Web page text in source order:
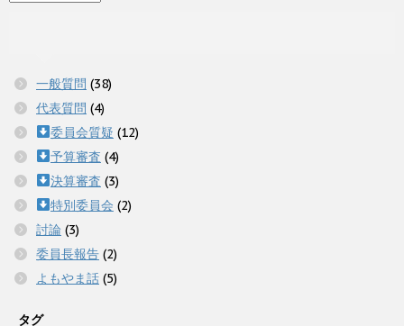
一般質問 (38)
代表質問 (4)
委員会質疑 (12)
予算審査 (4)
決算審査 (3)
特別委員会 (2)
討論 (3)
委員長報告 (2)
よもやま話 (5)
タグ